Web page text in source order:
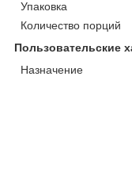
Упаковка
Количество порций
Пользовательские
Назначение